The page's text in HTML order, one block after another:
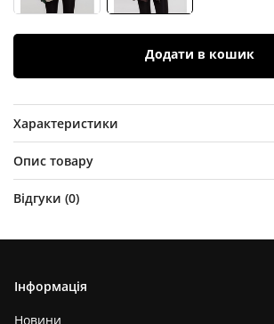
Додати в кошик
Характеристики
Опис товару
Відгуки (0)
Інформація
Новини